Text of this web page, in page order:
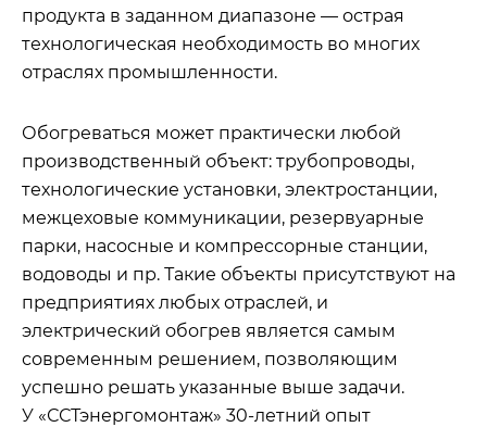
продукта в заданном диапазоне — острая
технологическая необходимость во многих
отраслях промышленности.
Обогреваться может практически любой
производственный объект: трубопроводы,
технологические установки, электростанции,
межцеховые коммуникации, резервуарные
парки, насосные и компрессорные станции,
водоводы и пр. Такие объекты присутствуют на
предприятиях любых отраслей, и
электрический обогрев является самым
современным решением, позволяющим
успешно решать указанные выше задачи.
У «ССТэнергомонтаж» 30-летний опыт